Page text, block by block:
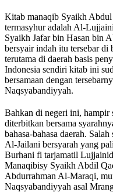
Kitab manaqib Syaikh
termasyhur adalah Al-
Syaikh Jafar bin Hasan bin
bersyair indah itu tersebar di
terutama di daerah basis
Indonesia sendiri kitab ini
bersamaan dengan
Naqsyabandiyyah.
Bahkan di negeri ini,
diterbitkan bersama
bahasa-bahasa daerah.
Al-Jailani bersyarah yang
Burhani fi tarjamatil
Manaqibisy Syaikh Abdil
Abdurrahman Al-Maraqi,
Naqsyabandiyyah asal